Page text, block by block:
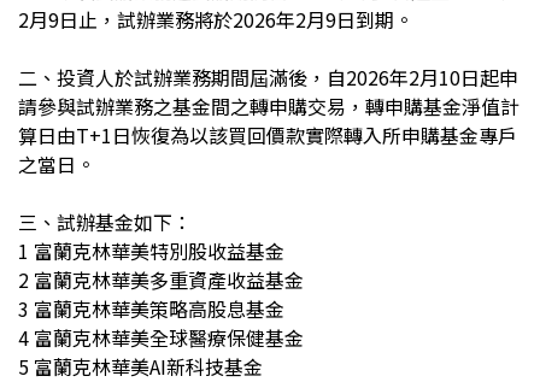
2月9日止，試辦業務將於2026年2月9日到期。
二、投資人於試辦業務期間屆滿後，自2026年2月10日起申
請參與試辦業務之基金間之轉申購交易，轉申購基金淨值計
算日由T+1日恢復為以該買回價款實際轉入所申購基金專戶
之當日。
三、試辦基金如下：
1 富蘭克林華美特別股收益基金
2 富蘭克林華美多重資產收益基金
3 富蘭克林華美策略高股息基金
4 富蘭克林華美全球醫療保健基金
5 富蘭克林華美AI新科技基金